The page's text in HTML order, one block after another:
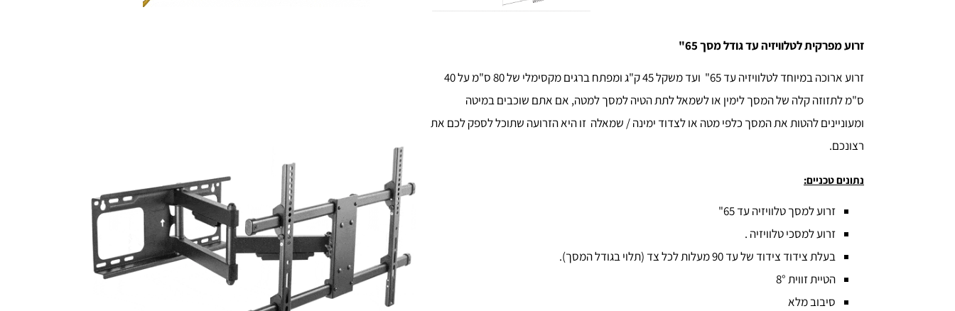
זרוע מפרקית לטלוויזיה עד גודל מסך 65"
זרוע ארוכה במיוחד לטלוויזיה עד 65" ועד משקל 45 ק"ג ומפתח ברגים מקסימלי של 80 ס"מ על 40
ס"מ לתזוזה קלה של המסך לימין או לשמאל לתת הטיה למסך למטה, אם אתם שוכבים במיטה
ומעוניינים להטות את המסך כלפי מטה או לצדוד ימינה / שמאלה זו היא הזרועה שתוכל לספק לכם את
רצונכם.
נתונים טכניים:
זרוע למסך טלוויזיה עד 65"
זרוע למסכי טלוויזיה .
בעלת צידוד צידוד של עד 90 מעלות לכל צד (תלוי בגודל המסך).
הטיית זווית 8°
סיבוב מלא